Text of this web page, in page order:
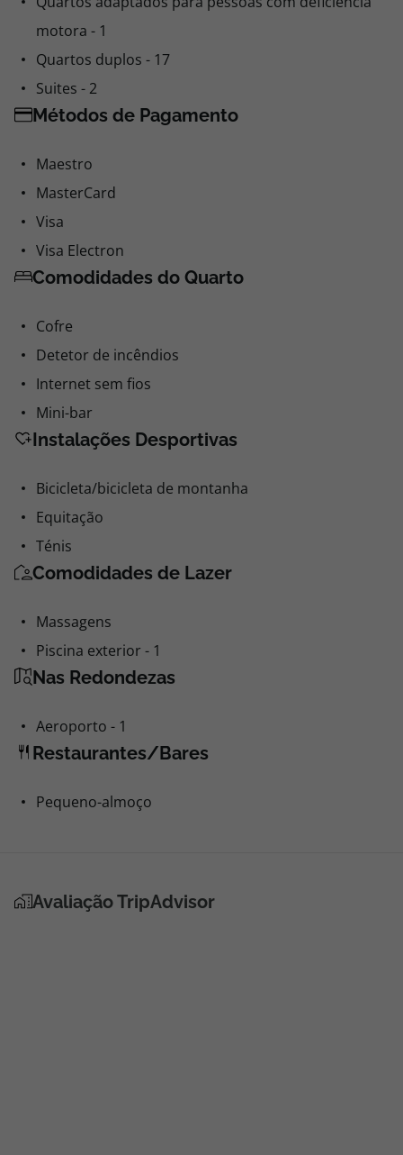
motora - 1
Quartos duplos - 17
Suites - 2
Métodos de Pagamento
Maestro
MasterCard
Visa
Visa Electron
Comodidades do Quarto
Cofre
Detetor de incêndios
Internet sem fios
Mini-bar
Instalações Desportivas
Bicicleta/bicicleta de montanha
Equitação
Ténis
Comodidades de Lazer
Massagens
Piscina exterior - 1
Nas Redondezas
Aeroporto - 1
Restaurantes/Bares
Pequeno-almoço
Avaliação TripAdvisor